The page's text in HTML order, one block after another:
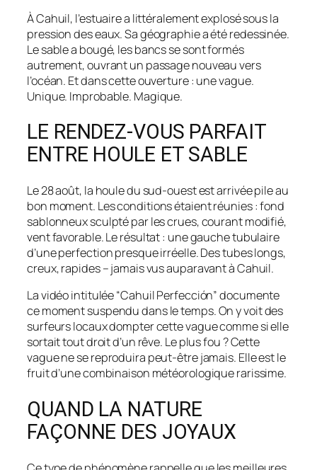
À Cahuil, l’estuaire a littéralement explosé sous la
pression des eaux. Sa géographie a été redessinée.
Le sable a bougé, les bancs se sont formés
autrement, ouvrant un passage nouveau vers
l’océan. Et dans cette ouverture : une vague.
Unique. Improbable. Magique.
LE RENDEZ-VOUS PARFAIT
ENTRE HOULE ET SABLE
Le 28 août, la houle du sud-ouest est arrivée pile au
bon moment. Les conditions étaient réunies : fond
sablonneux sculpté par les crues, courant modifié,
vent favorable. Le résultat : une gauche tubulaire
d’une perfection presque irréelle. Des tubes longs,
creux, rapides – jamais vus auparavant à Cahuil.
La vidéo intitulée“Cahuil Perfección”documente
ce moment suspendu dans le temps. On y voit des
surfeurs locaux dompter cette vague comme si elle
sortait tout droit d’un rêve. Le plus fou ? Cette
vague ne se reproduira peut-être jamais. Elle est le
fruit d’une combinaison météorologique rarissime.
QUAND LA NATURE
FAÇONNE DES JOYAUX